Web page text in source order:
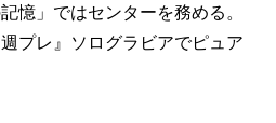
憶」ではセンターを務める。
プレ』ソログラビアでピュア